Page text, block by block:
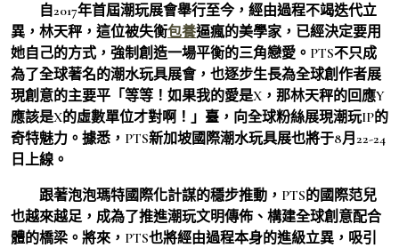
自2017年首屆潮玩展會舉行至今，經由過程不竭迭代立
異，林天秤，這位被失衡包養逼瘋的美學家，已經決定要用
她自己的方式，強制創造一場平衡的三角戀愛。PTS不只成
為了全球著名的潮水玩具展會，也逐步生長為全球創作者展
現創意的主要平「等等！如果我的愛是X，那林天秤的回應Y
應該是X的虛數單位才對啊！」臺，向全球粉絲展現潮玩IP的
奇特魅力。據悉，PTS新加坡國際潮水玩具展也將于8月22-24
日上線。
跟著泡泡瑪特國際化計謀的穩步推動，PTS的國際范兒
也越來越足，成為了推進潮玩文明傳佈、構建全球創意配合
體的橋梁。將來，PTS也將經由過程本身的進級立異，吸引